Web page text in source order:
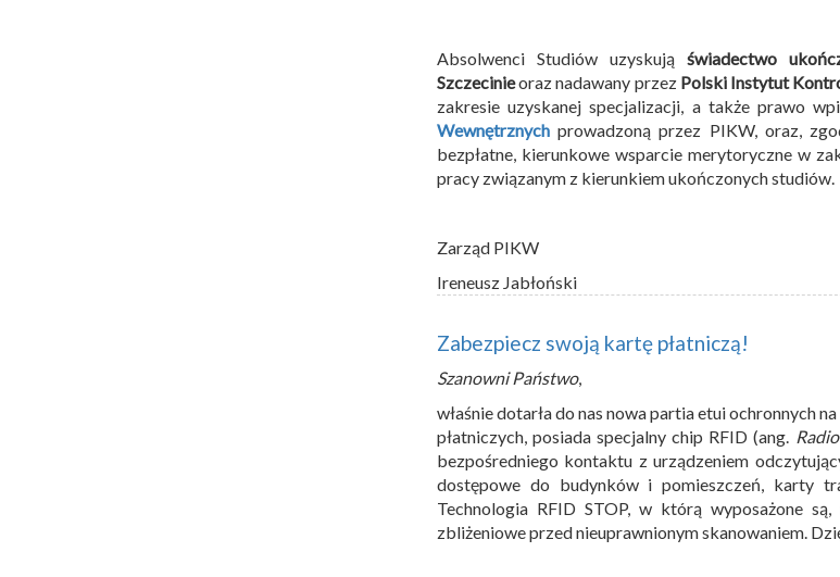
Absolwenci Studiów uzyskują świadectwo
Szczecinieoraz nadawany przez Polski Instytut
zakresie uzyskanej specjalizacji, a także prawo
Wewnętrznych prowadzoną przez PIKW, oraz,
bezpłatne, kierunkowe wsparcie merytoryczne w
pracy związanym z kierunkiem ukończonych studiów.
Zarząd PIKW
Ireneusz Jabłoński
Zabezpiecz swoją kartę płatniczą!
Szanowni Państwo,
właśnie dotarła do nas nowa partia etui ochronnych
płatniczych, posiada specjalny chip RFID (ang.
bezpośredniego kontaktu z urządzeniem
dostępowe do budynków i pomieszczeń, karty
Technologia RFID STOP, w którą wyposażone
zbliżeniowe przed nieuprawnionym skanowaniem.